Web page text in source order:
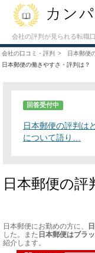
会社の評判が見られる転職
会社の口コミ・評判
日本郵便
日本郵便の働きやすさ・評判は？
回答受付中
日本郵便の評判は
について語り…
日本郵便の評
日本郵便にお勤めの方に、
した。また 日本郵便はブラ
紹介します。